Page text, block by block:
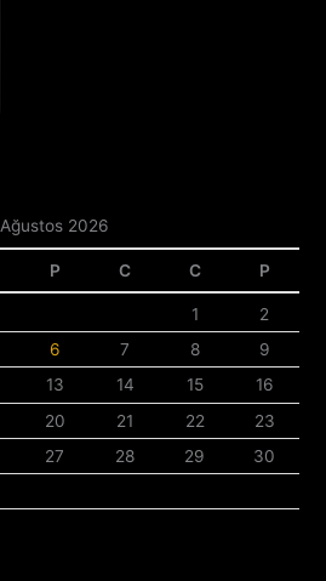
Ağustos 2026
P C C P
1
2
6 7 8
9
13 14 15
16
20 21 22
23
27 28 29
30